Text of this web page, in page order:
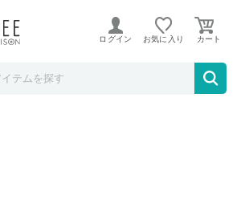
ております。
ログイン お気に入り
角質取り セット 替え刃 付き T